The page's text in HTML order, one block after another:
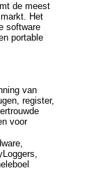
de meest
Het
software
portable
van
register,
voor